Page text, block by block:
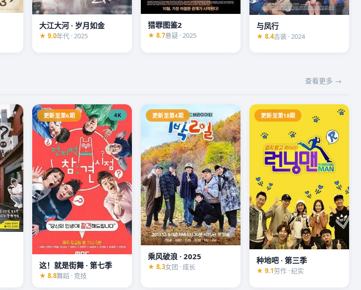
大江大河 · 岁月如金
★ 9.0年代 · 2025
猎罪图鉴2
★ 8.7悬疑 · 2025
与凤行
★ 8.4古装 · 2024
查看更多 →
更新至第6期 4K
这！就是街舞 · 第七季
★ 8.8舞蹈 · 竞技
更新至第4期
乘风破浪 · 2025
★ 8.3女团 · 成长
更新至第18期
种地吧 · 第三季
★ 9.1劳作 · 纪实